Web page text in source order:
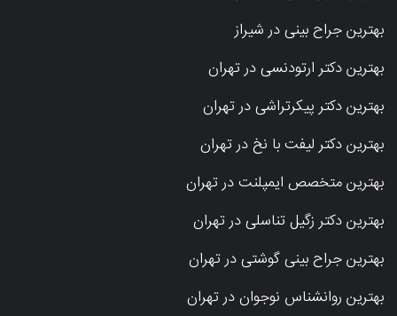
بهترین جراح بینی در شیراز
بهترین دکتر ارتودنسی در تهران
بهترین دکتر پیکرتراشی در تهران
بهترین دکتر لیفت با نخ در تهران
بهترین متخصص ایمپلنت در تهران
بهترین دکتر زگیل تناسلی در تهران
بهترین جراح بینی گوشتی در تهران
بهترین روانشناس نوجوان در تهران